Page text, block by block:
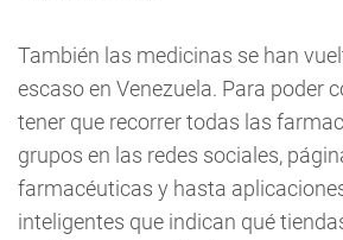
También las medicinas se han
escaso en Venezuela. Para poder
tener que recorrer todas las
grupos en las redes sociales,
farmacéuticas y hasta
inteligentes que indican qué